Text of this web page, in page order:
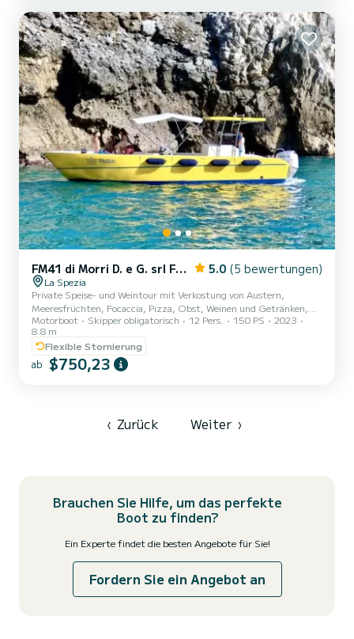
mit einem Rollgroßsegel und einer Rollgenua ausgest...
FM41 di Morri D. e G. srl FM41 5.0 (5 bewertungen)
La Spezia
Private Speise- und Weintour mit Verkostung von Austern,
Meeresfrüchten, Focaccia, Pizza, Obst, Weinen und Getränken,
während Sie den herrlichen Golf der Dichter von Tellaro bis
Portovenere, von den Palmaria- und Tino-Inseln bis zu den Toren der
Cinque Terre bewundern, mit Badestopps in den wunderschönen
Gewässern der ligurischen Küsten. Boot ausgestattet mit Toilette,
Duschen, Markise, bequemen Sitzen, Stereoanlage, WLAN, Tisch,
Motorboot Skipper obligatorisch 12 Pers. 150 PS
2023
8.8 m
Flexible Stornierung
ab $750,23
‹ Zurück Weiter ›
Brauchen Sie Hilfe, um das perfekte
Boot zu finden?
Ein Experte findet die besten Angebote für Sie!
Fordern Sie ein Angebot an